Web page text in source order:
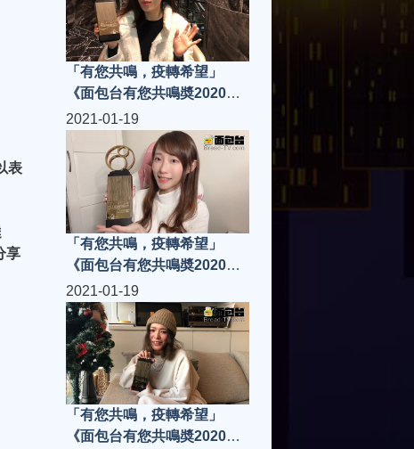
表
享
「有您共鳴，疫轉希望」
《面包台有您共鳴奬2020》
「共鳴樂壇新人」楊思琦
2021-01-19
「有您共鳴，疫轉希望」
《面包台有您共鳴奬2020》
「共鳴樂壇新人」蔥蔥
ChungChung
2021-01-19
「有您共鳴，疫轉希望」
《面包台有您共鳴奬2020》